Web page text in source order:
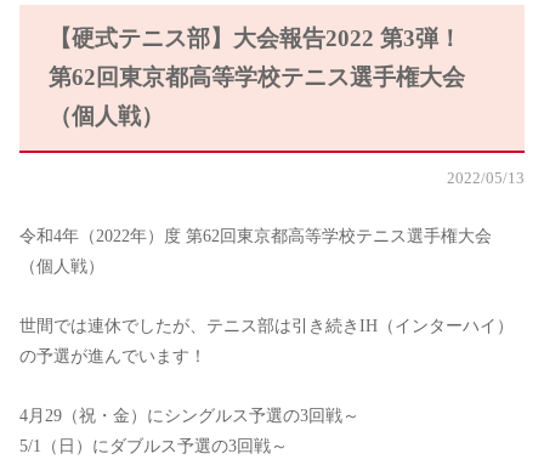
【硬式テニス部】大会報告2022 第3弾！
第62回東京都高等学校テニス選手権大会
（個人戦）
2022/05/13
令和4年（2022年）度 第62回東京都高等学校テニス選手権大会
（個人戦）
世間では連休でしたが、テニス部は引き続きIH（インターハイ）
の予選が進んでいます！
4月29（祝・金）にシングルス予選の3回戦～
5/1（日）にダブルス予選の3回戦～